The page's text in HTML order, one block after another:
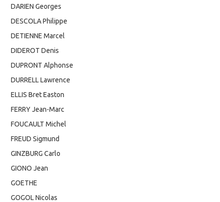
DARIEN Georges
DESCOLA Philippe
DETIENNE Marcel
DIDEROT Denis
DUPRONT Alphonse
DURRELL Lawrence
ELLIS Bret Easton
FERRY Jean-Marc
FOUCAULT Michel
FREUD Sigmund
GINZBURG Carlo
GIONO Jean
GOETHE
GOGOL Nicolas